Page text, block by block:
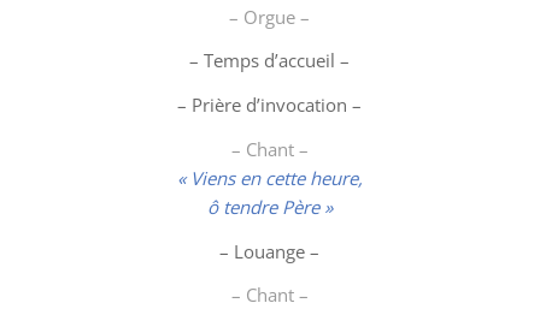
– Orgue –
– Temps d’accueil –
– Prière d’invocation –
– Chant –
« Viens en cette heure,
ô tendre Père »
– Louange–
– Chant –